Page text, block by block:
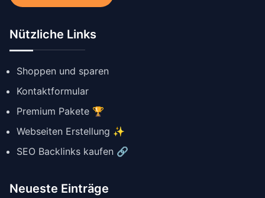
Nützliche Links
Shoppen und sparen
Kontaktformular
Premium Pakete 🏆
Webseiten Erstellung ✨
SEO Backlinks kaufen 🔗
Neueste Einträge